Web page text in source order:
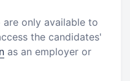
only available to
the candidates'
as an employer or